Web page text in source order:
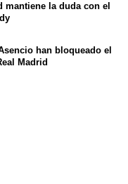
mantiene la duda con el
han bloqueado el
Madrid